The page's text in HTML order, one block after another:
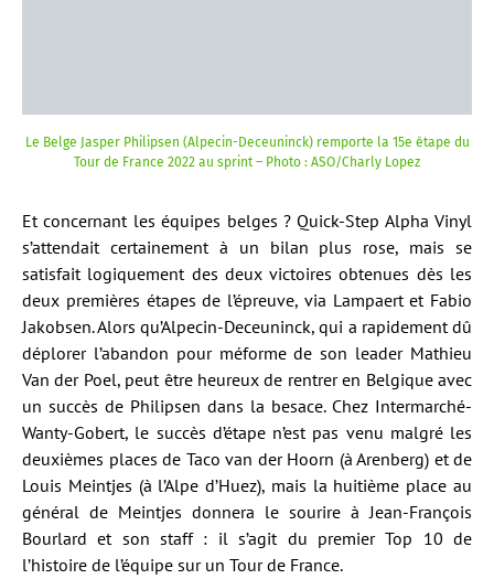
Le Belge Jasper Philipsen (Alpecin-Deceuninck) remporte la 15e étape du
Tour de France 2022 au sprint – Photo : ASO/Charly Lopez
Et concernant les équipes belges ? Quick-Step Alpha Vinyl
s’attendait certainement à un bilan plus rose, mais se
satisfait logiquement des deux victoires obtenues dès les
deux premières étapes de l’épreuve, via Lampaert et Fabio
Jakobsen. Alors qu’Alpecin-Deceuninck, qui a rapidement dû
déplorer l’abandon pour méforme de son leader Mathieu
Van der Poel, peut être heureux de rentrer en Belgique avec
un succès de Philipsen dans la besace. Chez Intermarché-
Wanty-Gobert, le succès d’étape n’est pas venu malgré les
deuxièmes places de Taco van der Hoorn (à Arenberg) et de
Louis Meintjes (à l’Alpe d’Huez), mais la huitième place au
général de Meintjes donnera le sourire à Jean-François
Bourlard et son staff : il s’agit du premier Top 10 de
l’histoire de l’équipe sur un Tour de France.